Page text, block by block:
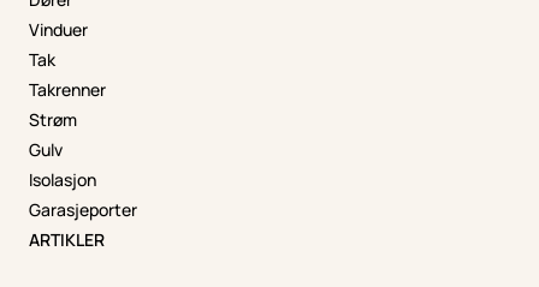
Vinduer
Tak
Takrenner
Strøm
Gulv
Isolasjon
Garasjeporter
ARTIKLER